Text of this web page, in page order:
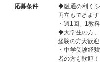
応募条件
◆融通の利く
両立もできます
・週1回、1教
◆大学生の方、
経験の方大歓迎
・中学受験経
者の方も歓迎！